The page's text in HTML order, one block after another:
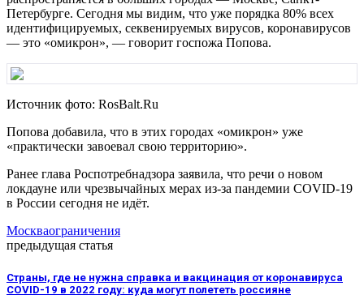
Петербурге. Сегодня мы видим, что уже порядка 80% всех
идентифицируемых, секвенируемых вирусов, коронавирусов
— это «омикрон», — говорит госпожа Попова.
Источник фото: RosBalt.Ru
Попова добавила, что в этих городах «омикрон» уже
«практически завоевал свою территорию».
Ранее глава Роспотребнадзора заявила, что речи о новом
локдауне или чрезвычайных мерах из-за пандемии COVID-19
в России сегодня не идёт.
Москваограничения
предыдущая статья
Страны, где не нужна справка и вакцинация от коронавируса
COVID-19 в 2022 году: куда могут полететь россияне